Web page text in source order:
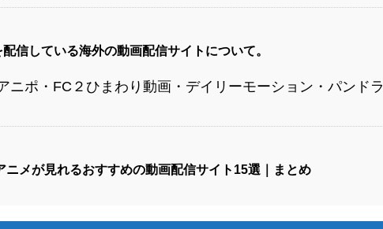
信している海外の動画配信サイトについて。
ニポ・FC２ひまわり動画・デイリーモーション・パンドラ
ニメが見れるおすすめの動画配信サイト15選｜まとめ